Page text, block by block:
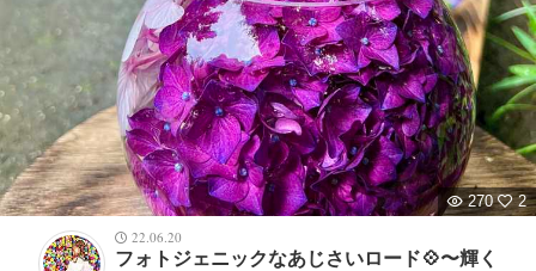
270
2
22.06.20
フォトジェニックなあじさいロード💠〜輝く